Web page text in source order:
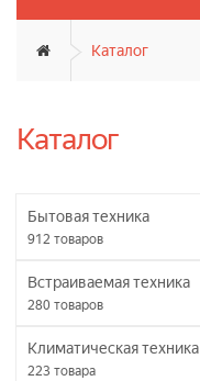
Каталог
Каталог
Бытовая техника
912 товаров
Встраиваемая техника
280 товаров
Климатическая техника
223 товара